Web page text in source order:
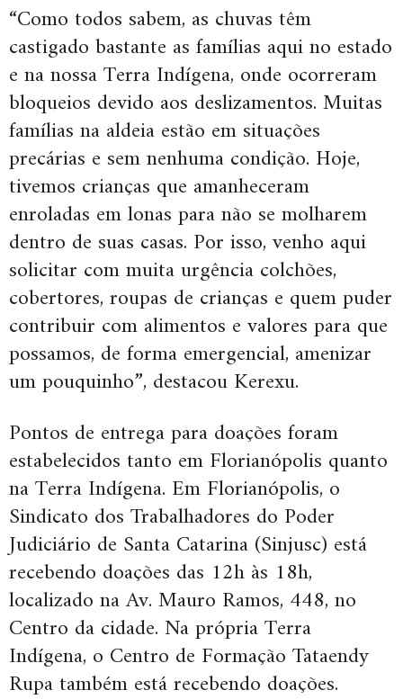
“Como todos sabem, as chuvas têm
castigado bastante as famílias aqui no estado
e na nossa Terra Indígena, onde ocorreram
bloqueios devido aos deslizamentos. Muitas
famílias na aldeia estão em situações
precárias e sem nenhuma condição. Hoje,
tivemos crianças que amanheceram
enroladas em lonas para não se molharem
dentro de suas casas. Por isso, venho aqui
solicitar com muita urgência colchões,
cobertores, roupas de crianças e quem puder
contribuir com alimentos e valores para que
possamos, de forma emergencial, amenizar
um pouquinho”, destacou Kerexu.
Pontos de entrega para doações foram
estabelecidos tanto em Florianópolis quanto
na Terra Indígena. Em Florianópolis, o
Sindicato dos Trabalhadores do Poder
Judiciário de Santa Catarina (Sinjusc) está
recebendo doações das 12h às 18h,
localizado na Av. Mauro Ramos, 448, no
Centro da cidade. Na própria Terra
Indígena, o Centro de Formação Tataendy
Rupa também está recebendo doações.